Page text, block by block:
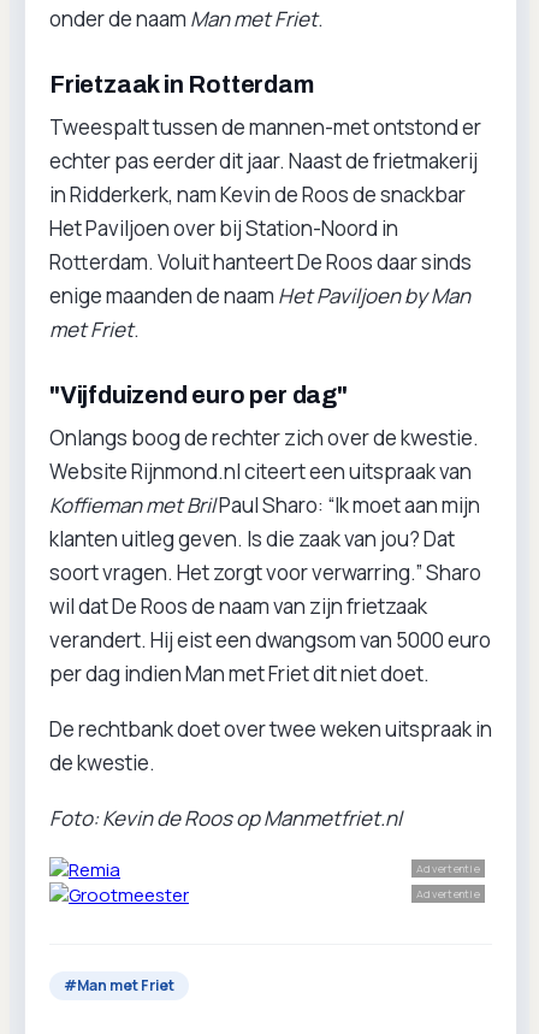
onder de naam Man met Friet.
Frietzaak in Rotterdam
Tweespalt tussen de mannen-met ontstond er
echter pas eerder dit jaar. Naast de frietmakerij
in Ridderkerk, nam Kevin de Roos de snackbar
Het Paviljoen over bij Station-Noord in
Rotterdam. Voluit hanteert De Roos daar sinds
enige maanden de naam Het Paviljoen by Man
met Friet.
"Vijfduizend euro per dag"
Onlangs boog de rechter zich over de kwestie.
Website Rijnmond.nl citeert een uitspraak van
Koffieman met BrilPaul Sharo: “Ik moet aan mijn
klanten uitleg geven. Is die zaak van jou? Dat
soort vragen. Het zorgt voor verwarring.” Sharo
wil dat De Roos de naam van zijn frietzaak
verandert. Hij eist een dwangsom van 5000 euro
per dag indien Man met Friet dit niet doet.
De rechtbank doet over twee weken uitspraak in
de kwestie.
Foto: Kevin de Roos op Manmetfriet.nl
Advertentie
Advertentie
#Man met Friet